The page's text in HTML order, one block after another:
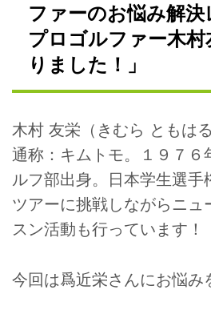
ファーのお悩み解決
プロゴルファー木
りました！」
木村 友栄（きむら ともはる
通称：キムトモ。１９７６
ルフ部出身。日本学生選手
ツアーに挑戦しながらニュ
スン活動も行っています！
今回は爲近栄さんにお悩み